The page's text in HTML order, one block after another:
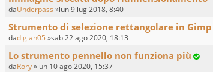
daUnderpass »lun 9 lug 2018, 8:40
Strumento di selezione rettangolare in Gimp
dadigian05 »sab 22 ago 2020, 18:13
Lo strumento pennello non funziona più
daRory»lun 10 ago 2020, 15:37